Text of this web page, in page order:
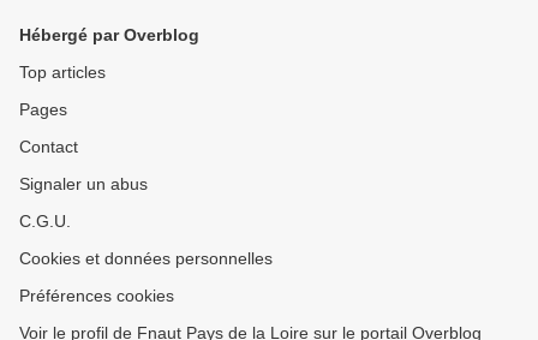
Hébergé par Overblog
Top articles
Pages
Contact
Signaler un abus
C.G.U.
Cookies et données personnelles
Préférences cookies
Voir le profil de Fnaut Pays de la Loire sur le portail Overblog